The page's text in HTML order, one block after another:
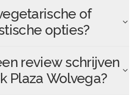
of
opties?
review schrijven
Plaza Wolvega?